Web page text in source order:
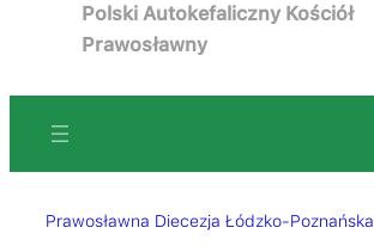
Polski Autokefaliczny Kościół
Prawosławny
Prawosławna Diecezja Łódzko-Poznańska